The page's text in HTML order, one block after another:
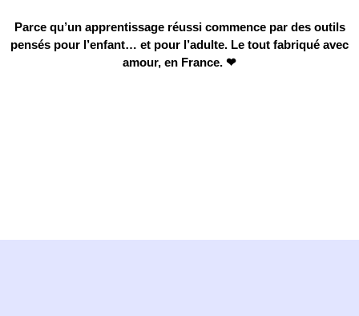
Parce qu’un apprentissage réussi commence par des outils
pensés pour l’enfant… et pour l’adulte. Le tout fabriqué avec
amour, en France. ❤